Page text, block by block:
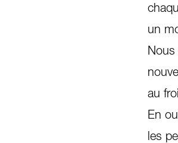
un
Nous
au
En
les